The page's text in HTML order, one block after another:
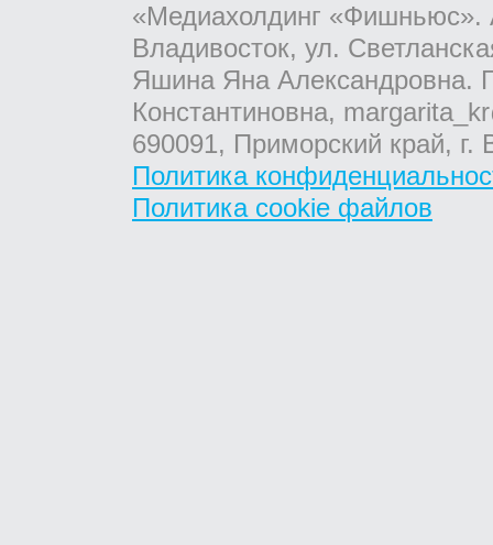
«Медиахолдинг «Фишньюс».
Владивосток, ул.
Яшина Яна Александровна.
Константиновна,
690091, Приморский край,
Политика
Политика cookie файлов